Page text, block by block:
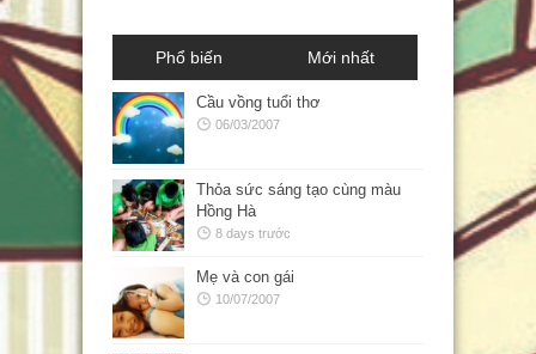
Phổ biến Mới nhất
Cầu vồng tuổi thơ
06/03/2007
Thỏa sức sáng tạo cùng màu
Hồng Hà
8 days trước
Mẹ và con gái
10/07/2007